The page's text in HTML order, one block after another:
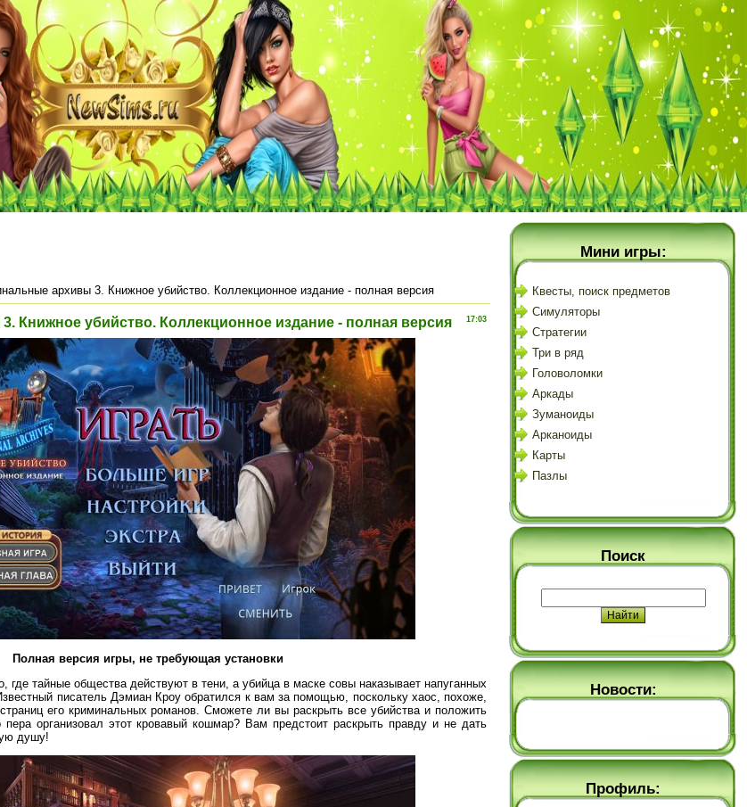
архивы 3. Книжное убийство. Коллекционное издание - полная версия
17:03
Книжное убийство. Коллекционное издание - полная версия
Полная версия игры, не требующая установки
где тайные общества действуют в тени, а убийца в маске совы наказывает напуганных
писатель Дэмиан Кроу обратился к вам за помощью, поскольку хаос, похоже,
его криминальных романов. Сможете ли вы раскрыть все убийства и положить
организовал этот кровавый кошмар? Вам предстоит раскрыть правду и не дать
душу!
Мини игры:
Квесты, поиск предметов
Симуляторы
Стратегии
Три в ряд
Головоломки
Аркады
Зуманоиды
Арканоиды
Карты
Пазлы
Поиск
Новости:
Профиль: